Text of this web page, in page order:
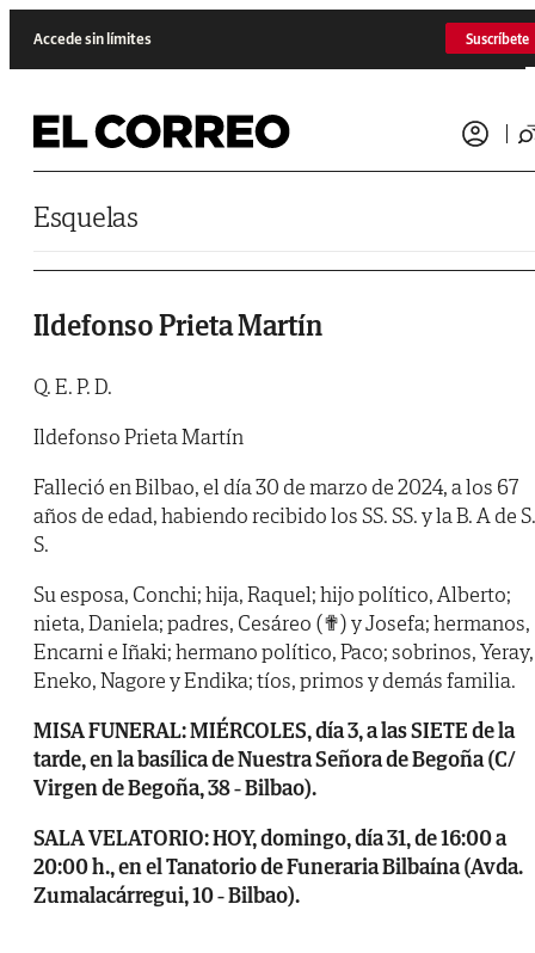
Accede sin límites Suscríbete
Esquelas
Ildefonso Prieta Martín
Q. E. P. D.
Ildefonso Prieta Martín
Falleció en Bilbao, el día 30 de marzo de 2024, a los 67
años de edad, habiendo recibido los SS. SS. y la B. A de S.
S.
Su esposa, Conchi; hija, Raquel; hijo político, Alberto;
nieta, Daniela; padres, Cesáreo (✟) y Josefa; hermanos,
Encarni e Iñaki; hermano político, Paco; sobrinos, Yeray,
Eneko, Nagore y Endika; tíos, primos y demás familia.
MISA FUNERAL: MIÉRCOLES, día 3, a las SIETE de la
tarde, en la basílica de Nuestra Señora de Begoña (C/
Virgen de Begoña, 38 - Bilbao).
SALA VELATORIO: HOY, domingo, día 31, de 16:00 a
20:00 h., en el Tanatorio de Funeraria Bilbaína (Avda.
Zumalacárregui, 10 - Bilbao).